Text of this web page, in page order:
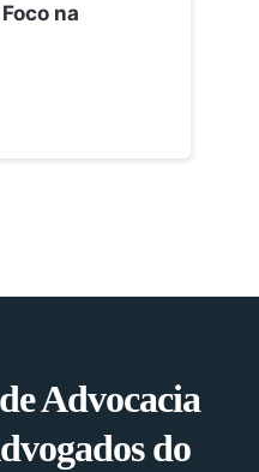
na
Advocacia
do